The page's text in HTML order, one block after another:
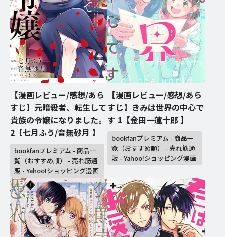
【漫画レビュー/感想/あら
すじ】元暗殺者、転生して
貴族の令嬢になりました。
2【七月ふう/音無砂月 】
bookfanプレミアム - 商品一
覧（おすすめ順） - 売れ筋通
販 - Yahoo!ショッピング漫画
【漫画レビュー/感想/あら
すじ】きみは世界の中心で
す 1【金田一蓮十郎 】
bookfanプレミアム - 商品一
覧（おすすめ順） - 売れ筋通
販 - Yahoo!ショッピング漫画